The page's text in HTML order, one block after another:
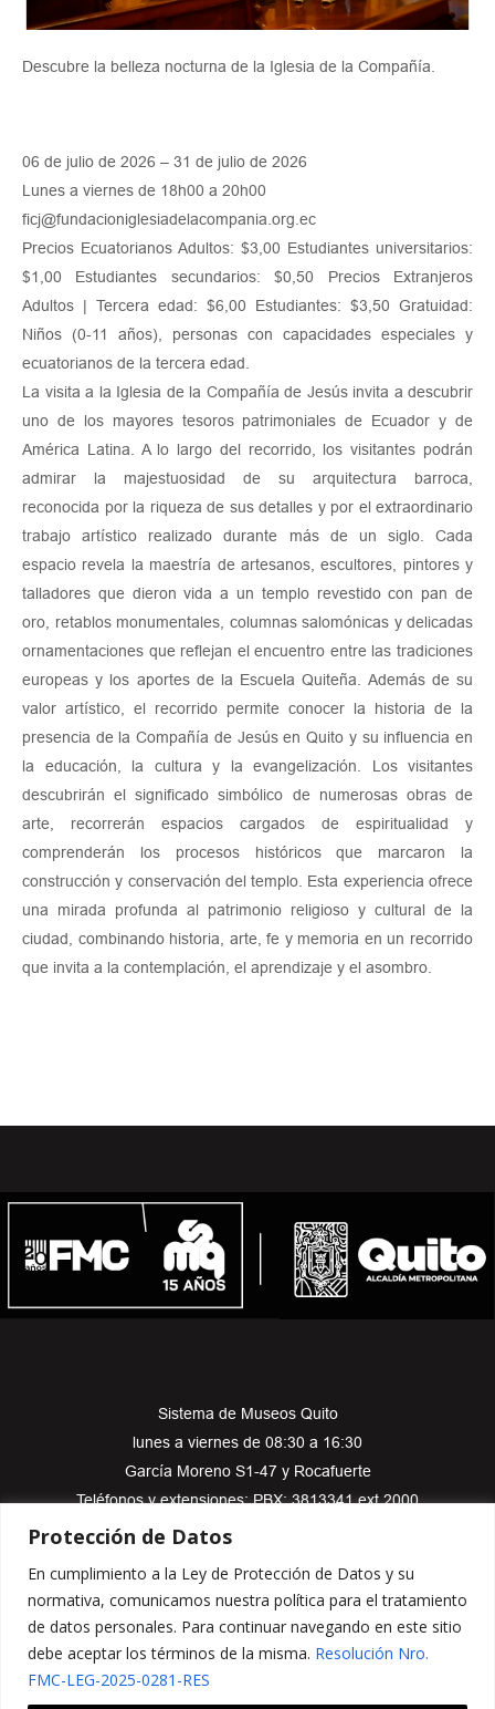
Protección de Datos
En cumplimiento a la Ley de Protección de Datos y su
normativa, comunicamos nuestra política para el tratamiento
de datos personales. Para continuar navegando en este sitio
debe aceptar los términos de la misma. Resolución Nro.
FMC-LEG-2025-0281-RES
Descubre la belleza nocturna de la Iglesia de la Compañía.
06 de julio de 2026 – 31 de julio de 2026
Lunes a viernes de 18h00 a 20h00
ficj@fundacioniglesiadelacompania.org.ec
Precios Ecuatorianos Adultos: $3,00 Estudiantes universitarios:
$1,00 Estudiantes secundarios: $0,50 Precios Extranjeros
Adultos | Tercera edad: $6,00 Estudiantes: $3,50 Gratuidad:
Niños (0-11 años), personas con capacidades especiales y
ecuatorianos de la tercera edad.
La visita a la Iglesia de la Compañía de Jesús invita a descubrir
uno de los mayores tesoros patrimoniales de Ecuador y de
América Latina. A lo largo del recorrido, los visitantes podrán
admirar la majestuosidad de su arquitectura barroca,
reconocida por la riqueza de sus detalles y por el extraordinario
trabajo artístico realizado durante más de un siglo. Cada
espacio revela la maestría de artesanos, escultores, pintores y
talladores que dieron vida a un templo revestido con pan de
oro, retablos monumentales, columnas salomónicas y delicadas
ornamentaciones que reflejan el encuentro entre las tradiciones
europeas y los aportes de la Escuela Quiteña. Además de su
valor artístico, el recorrido permite conocer la historia de la
presencia de la Compañía de Jesús en Quito y su influencia en
la educación, la cultura y la evangelización. Los visitantes
descubrirán el significado simbólico de numerosas obras de
arte, recorrerán espacios cargados de espiritualidad y
comprenderán los procesos históricos que marcaron la
construcción y conservación del templo. Esta experiencia ofrece
una mirada profunda al patrimonio religioso y cultural de la
ciudad, combinando historia, arte, fe y memoria en un recorrido
que invita a la contemplación, el aprendizaje y el asombro.
Sistema de Museos Quito
lunes a viernes de 08:30 a 16:30
García Moreno S1-47 y Rocafuerte
Teléfonos y extensiones: PBX: 3813341 ext 2000
sistemamuseosquito@fmcquito.gob.ec
Copyright © 2025 Sistema de Museos Quito . Todos los Derechos
Visitas